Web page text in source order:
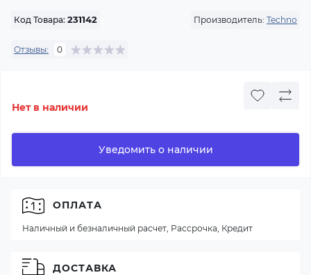
Код Товара: 231142 Производитель: Techno
Отзывы: 0
Нет в наличии
Уведомить о наличии
ОПЛАТА
Наличный и безналичный расчет, Рассрочка, Кредит
ДОСТАВКА